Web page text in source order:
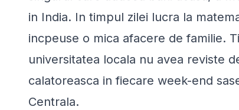
in India. In timpul zilei lucra la
incpeuse o mica afacere de familie.
universitatea locala nu avea reviste
calatoreasca in fiecare week-end
Centrala.